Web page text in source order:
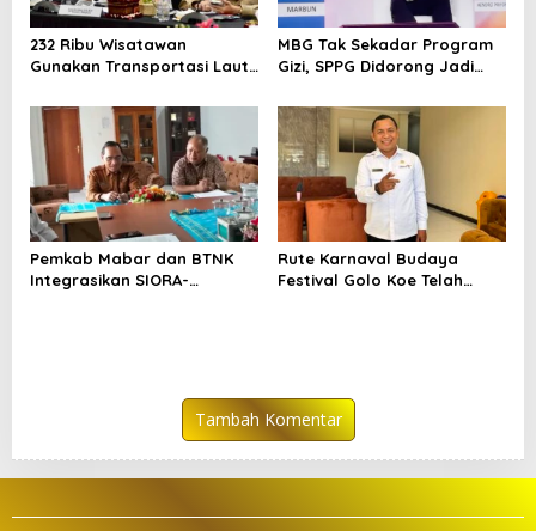
232 Ribu Wisatawan
Gunakan Transportasi Laut
Keselamatan Jadi Prioritas
MBG Tak Sekadar Program
Gizi, SPPG Didorong Jadi
Pemkab Mabar dan BTNK
Integrasikan SIORA-
Rute Karnaval Budaya
Festival Golo Koe Telah
Tambah Komentar